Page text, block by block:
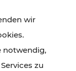
viele
Fahrplan-
erreichbar.
wir
notwendig,
zu